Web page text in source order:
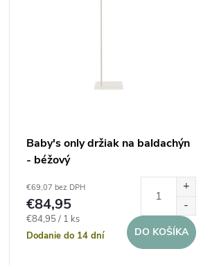
Baby's only držiak na baldachýn
- béžový
€69,07 bez DPH
€84,95
Jednotková
cena:
€84,95 / 1 ks
Dodanie do 14 dní
DO KOŠÍKA